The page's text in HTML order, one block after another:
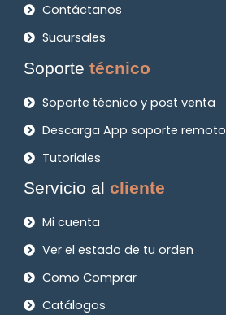
Contáctanos
Sucursales
Soportetécnico
Soporte técnico y post venta
Descarga App soporte remoto
Tutoriales
Servicio alcliente
Mi cuenta
Ver el estado de tu orden
Como Comprar
Catálogos